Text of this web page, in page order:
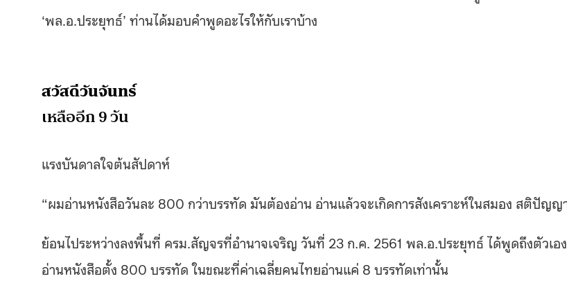
‘พล.อ.ประยุทธ์’ ท่านได้มอบคำพูดอะไรให้กับเราบ้าง
สวัสดีวันจันทร์
เหลืออีก 9 วัน
แรงบันดาลใจต้นสัปดาห์
“ผมอ่านหนังสือวันละ 800 กว่าบรรทัด มันต้องอ่าน อ่านแล้วจะเกิดการสังเคราะห์ในสมอง สติปัญญ
ย้อนไประหว่างลงพื้นที่ ครม.สัญจรที่อำนาจเจริญ วันที่ 23 ก.ค. 2561 พล.อ.ประยุทธ์ ได้พูดถึงตัวเอ
อ่านหนังสือตั้ง 800 บรรทัด ในขณะที่ค่าเฉลี่ยคนไทยอ่านแค่ 8 บรรทัดเท่านั้น